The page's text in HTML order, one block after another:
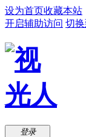
设为首页收藏本站
开启辅助访问 切
登录